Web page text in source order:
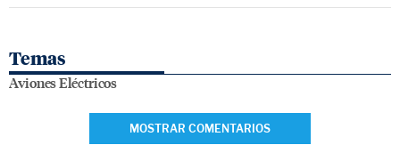
Temas
Aviones Eléctricos
MOSTRAR COMENTARIOS